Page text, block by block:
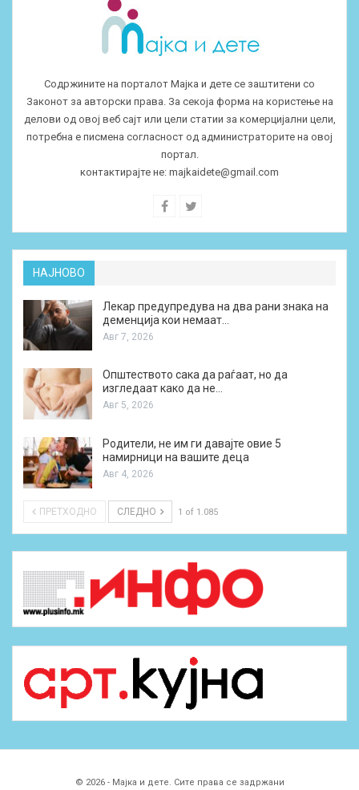
Содржините на порталот Мајка и дете се заштитени со
Законот за авторски права. За секоја форма на користење на
делови од овој веб сајт или цели статии за комерцијални цели,
потребна е писмена согласност од администраторите на овој
портал.
контактирајте не: majkaidete@gmail.com
НАЈНОВО
Лекар предупредува на два рани знака на
деменција кои немаат…
Авг 7, 2026
Општеството сака да раѓаат, но да
изгледаат како да не…
Авг 5, 2026
Родители, не им ги давајте овие 5
намирници на вашите деца
Авг 4, 2026
ПРЕТХОДНО СЛЕДНО 1 of 1.085
© 2026 - Мајка и дете. Сите права се задржани